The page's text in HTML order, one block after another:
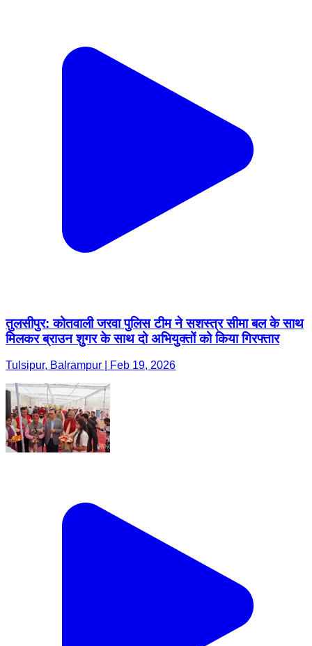
तुलसीपुर: कोतवाली जरवा पुलिस टीम ने सशस्त्र सीमा बल के साथ
मिलकर ब्राउन शुगर के साथ दो अभियुक्तों को किया गिरफ्तार
Tulsipur, Balrampur | Feb 19, 2026